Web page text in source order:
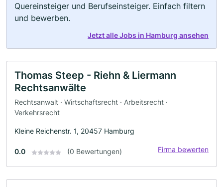
Quereinsteiger und Berufseinsteiger. Einfach filtern
und bewerben.
Jetzt alle Jobs in Hamburg ansehen
Thomas Steep - Riehn & Liermann
Rechtsanwälte
Rechtsanwalt · Wirtschaftsrecht · Arbeitsrecht ·
Verkehrsrecht
Kleine Reichenstr. 1, 20457 Hamburg
0.0 (0 Bewertungen) Firma bewerten